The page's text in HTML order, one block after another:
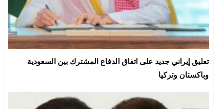
تعليق إيراني جديد على اتفاق الدفاع المشترك بين السعودية
وباكستان وتركيا